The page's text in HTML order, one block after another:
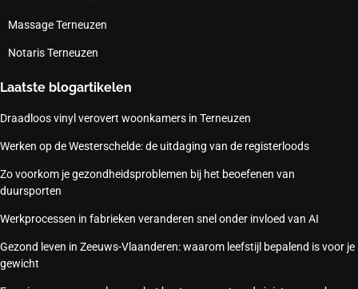
Massage Terneuzen
Notaris Terneuzen
Laatste blogartikelen
Draadloos vinyl verovert woonkamers in Terneuzen
Werken op de Westerschelde: de uitdaging van de registerloods
Zo voorkom je gezondheidsproblemen bij het beoefenen van
duursporten
Werkprocessen in fabrieken veranderen snel onder invloed van AI
Gezond leven in Zeeuws-Vlaanderen: waarom leefstijl bepalend is voor je
gewicht